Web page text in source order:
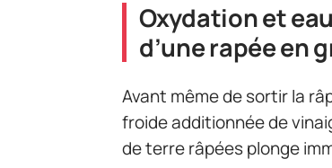
Oxydation et
d’une rapée en
Avant même de sortir la
froide additionnée de
de terre râpées plonge